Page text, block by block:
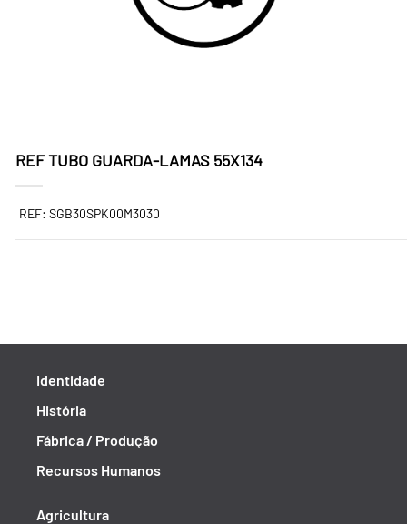
REF TUBO GUARDA-LAMAS 55X134
REF: SGB30SPK00M3030
Identidade
História
Fábrica / Produção
Recursos Humanos
Agricultura